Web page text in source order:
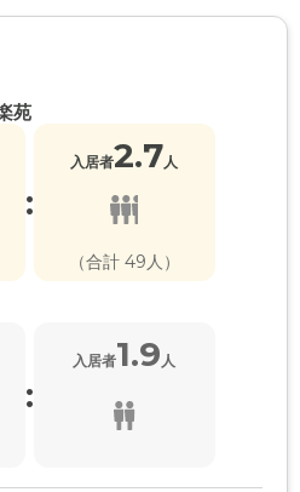
苑
:
入居者2.7 人
（合計 49人）
:
入居者1.9 人